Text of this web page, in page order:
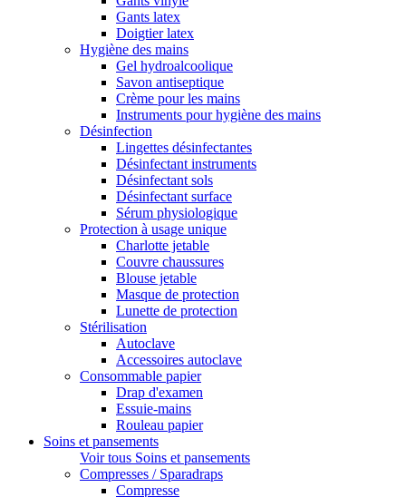
Gants latex
Doigtier latex
Hygiène des mains
Gel hydroalcoolique
Savon antiseptique
Crème pour les mains
Instruments pour hygiène des mains
Désinfection
Lingettes désinfectantes
Désinfectant instruments
Désinfectant sols
Désinfectant surface
Sérum physiologique
Protection à usage unique
Charlotte jetable
Couvre chaussures
Blouse jetable
Masque de protection
Lunette de protection
Stérilisation
Autoclave
Accessoires autoclave
Consommable papier
Drap d'examen
Essuie-mains
Rouleau papier
Soins et pansements
Voir tous Soins et pansements
Compresses / Sparadraps
Compresse